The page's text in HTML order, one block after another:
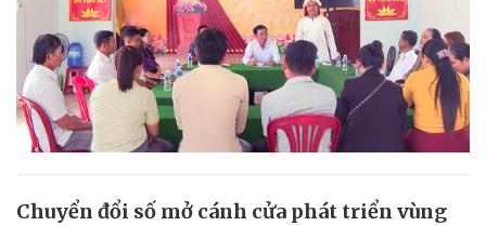
Chuyển đổi số mở cánh cửa phát triển vùng